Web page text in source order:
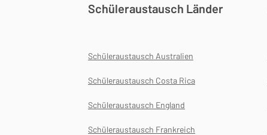
Schüleraustausch Länder
Schüleraustausch Australien
Schüleraustausch Costa Rica
Schüleraustausch England
Schüleraustausch Frankreich